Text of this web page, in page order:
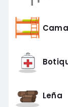
Cama
Leña